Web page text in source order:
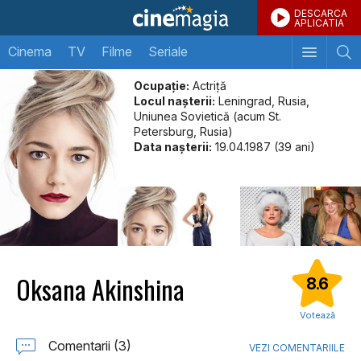
DESCARCA
APLICATIA
Cinema TV Filme Seriale
Ocupație: Actriță
Locul naşterii: Leningrad, Rusia,
Uniunea Sovietică (acum St.
Petersburg, Rusia)
Data naşterii: 19.04.1987 (39 ani)
Oksana Akinshina 8.6
Votează
Comentarii (3) VEZI COMENTARIILE